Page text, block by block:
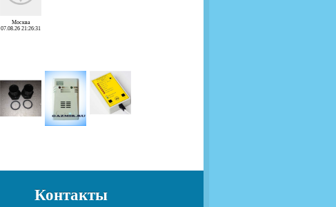
Москва
07.08.26 21:26:31
Контакты